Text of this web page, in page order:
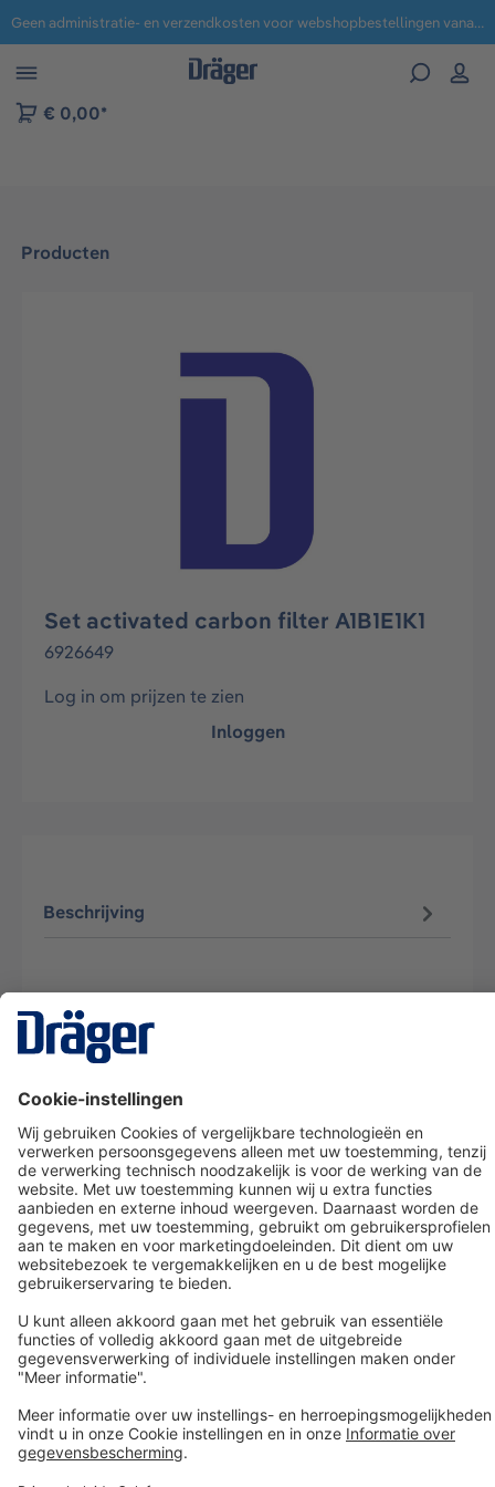
naar navigatie B2B-platform Geen administratie- en verzendkosten voor webshopbestellingen vanaf € 100,-.
€ 0,00*
Producten
Afbeeldingengalerij overslaan
Set activated carbon filter A1B1E1K1
6926649
Log in om prijzen te zien
Inloggen
Beschrijving
Dräger klantenservice
Over Dräger
Bestellen in onze webshop
Community